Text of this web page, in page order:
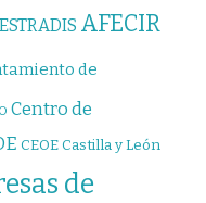
AFECIR
de
Centro de
CEOE Castilla y León
de